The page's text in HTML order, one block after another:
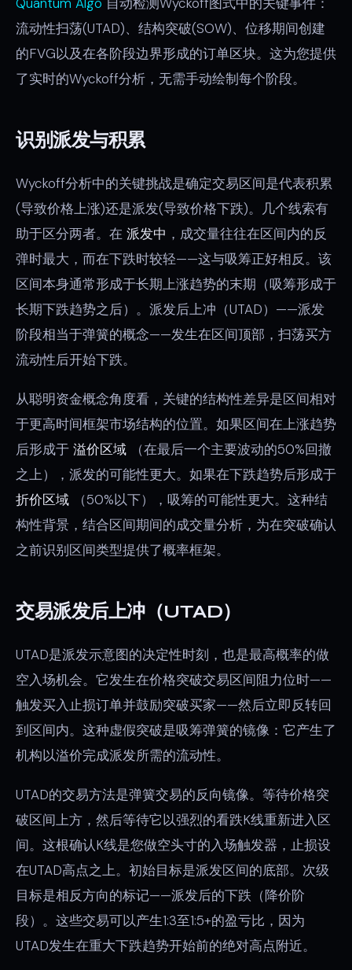
流动性扫荡(UTAD)、结构突破(SOW)、位移期间创建
的FVG以及在各阶段边界形成的订单区块。这为您提供
了实时的Wyckoff分析，无需手动绘制每个阶段。
识别派发与积累
Wyckoff分析中的关键挑战是确定交易区间是代表积累
(导致价格上涨)还是派发(导致价格下跌)。几个线索有
助于区分两者。在 派发中 ，成交量往往在区间内的反
弹时最大，而在下跌时较轻——这与吸筹正好相反。该
区间本身通常形成于长期上涨趋势的末期（吸筹形成于
长期下跌趋势之后）。派发后上冲（UTAD）——派发
阶段相当于弹簧的概念——发生在区间顶部，扫荡买方
流动性后开始下跌。
从聪明资金概念角度看，关键的结构性差异是区间相对
于更高时间框架市场结构的位置。如果区间在上涨趋势
后形成于 溢价区域 （在最后一个主要波动的50%回撤
之上），派发的可能性更大。如果在下跌趋势后形成于
折价区域 （50%以下），吸筹的可能性更大。这种结
构性背景，结合区间期间的成交量分析，为在突破确认
之前识别区间类型提供了概率框架。
交易派发后上冲（UTAD）
UTAD是派发示意图的决定性时刻，也是最高概率的做
空入场机会。它发生在价格突破交易区间阻力位时——
触发买入止损订单并鼓励突破买家——然后立即反转回
到区间内。这种虚假突破是吸筹弹簧的镜像：它产生了
机构以溢价完成派发所需的流动性。
UTAD的交易方法是弹簧交易的反向镜像。等待价格突
破区间上方，然后等待它以强烈的看跌K线重新进入区
间。这根确认K线是您做空头寸的入场触发器，止损设
在UTAD高点之上。初始目标是派发区间的底部。次级
目标是相反方向的标记——派发后的下跌（降价阶
段）。这些交易可以产生1:3至1:5+的盈亏比，因为
UTAD发生在重大下跌趋势开始前的绝对高点附近。